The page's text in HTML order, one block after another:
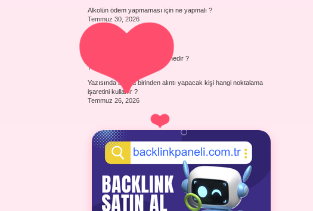
Alkolün ödem yapmaması için ne yapmalı ?
Temmuz 30, 2026
Yörükler hangi boydan ?
Kök ikiyle kök ikinin çarpımı nedir ?
Temmuz 27, 2026
Yazısında başka birinden alıntı yapacak kişi hangi noktalama
işaretini kullanır ?
Temmuz 26, 2026